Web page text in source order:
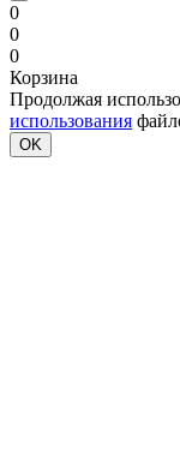
0
0
0
Корзина
Продолжая
использования
OK